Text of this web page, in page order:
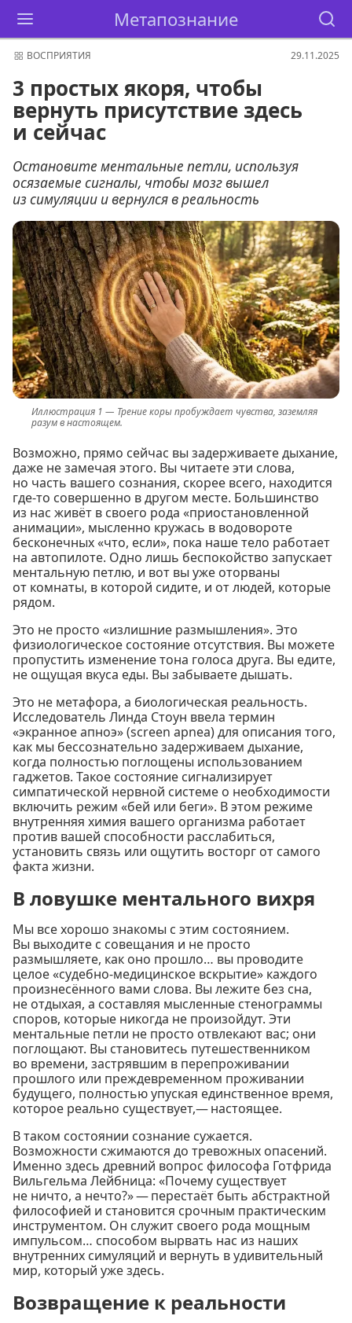
Метапознание
ВОСПРИЯТИЯ 29.11.2025
3 простых якоря, чтобы
вернуть присутствие здесь
и сейчас
Остановите ментальные петли, используя
осязаемые сигналы, чтобы мозг вышел
из симуляции и вернулся в реальность
Трение коры пробуждает чувства, заземляя
разум в настоящем.
Возможно, прямо сейчас вы задерживаете дыхание,
даже не замечая этого. Вы читаете эти слова,
но часть вашего сознания, скорее всего, находится
где-то совершенно в другом месте. Большинство
из нас живёт в своего рода «приостановленной
анимации», мысленно кружась в водовороте
бесконечных «что, если», пока наше тело работает
на автопилоте. Одно лишь беспокойство запускает
ментальную петлю, и вот вы уже оторваны
от комнаты, в которой сидите, и от людей, которые
рядом.
Это не просто «излишние размышления». Это
физиологическое состояние отсутствия. Вы можете
пропустить изменение тона голоса друга. Вы едите,
не ощущая вкуса еды. Вы забываете дышать.
Это не метафора, а биологическая реальность.
Исследователь Линда Стоун ввела термин
«экранное апноэ» (screen apnea) для описания того,
как мы бессознательно задерживаем дыхание,
когда полностью поглощены использованием
гаджетов. Такое состояние сигнализирует
симпатической нервной системе о необходимости
включить режим «бей или беги». В этом режиме
внутренняя химия вашего организма работает
против вашей способности расслабиться,
установить связь или ощутить восторг от самого
факта жизни.
В ловушке ментального вихря
Мы все хорошо знакомы с этим состоянием.
Вы выходите с совещания и не просто
размышляете, как оно прошло… вы проводите
целое «судебно-медицинское вскрытие» каждого
произнесённого вами слова. Вы лежите без сна,
не отдыхая, а составляя мысленные стенограммы
споров, которые никогда не произойдут. Эти
ментальные петли не просто отвлекают вас; они
поглощают. Вы становитесь путешественником
во времени, застрявшим в перепроживании
прошлого или преждевременном проживании
будущего, полностью упуская единственное время,
которое реально существует,— настоящее.
В таком состоянии сознание сужается.
Возможности сжимаются до тревожных опасений.
Именно здесь древний вопрос философа Готфрида
Вильгельма Лейбница: «Почему существует
не ничто, а нечто?» — перестаёт быть абстрактной
философией и становится срочным практическим
инструментом. Он служит своего рода мощным
импульсом… способом вырвать нас из наших
внутренних симуляций и вернуть в удивительный
мир, который уже здесь.
Возвращение к реальности